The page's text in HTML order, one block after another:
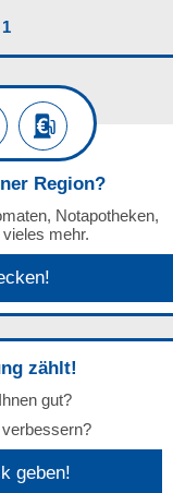
Region?
Notapotheken,
mehr.
zählt!
gut?
geben!